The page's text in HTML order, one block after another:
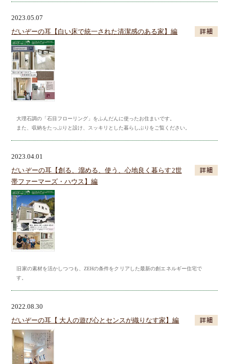
2023.05.07
だいぞーの耳【白い床で統一された清潔感のある家】編
大理石調の「石目フローリング」をふんだんに使ったお住まいです。
また、収納をたっぷりと設け、スッキリとした暮らしぶりをご覧ください。
2023.04.01
だいぞーの耳【創る、溜める、使う、心地良く暮らす2世
帯ファーマーズ・ハウス】編
旧家の素材を活かしつつも、ZEHの条件をクリアした最新の創エネルギー住宅で
す。
2022.08.30
だいぞーの耳【 大人の遊び心とセンスが織りなす家】編